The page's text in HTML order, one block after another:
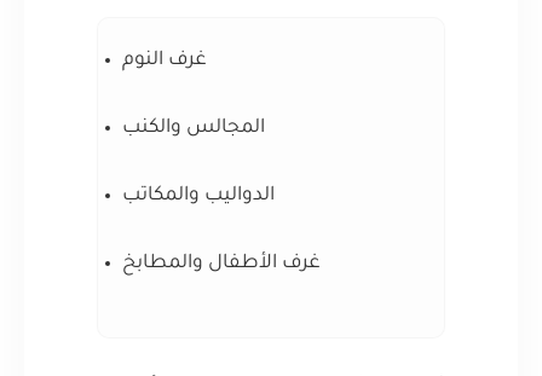
غرف النوم
المجالس والكنب
الدواليب والمكاتب
غرف الأطفال والمطابخ